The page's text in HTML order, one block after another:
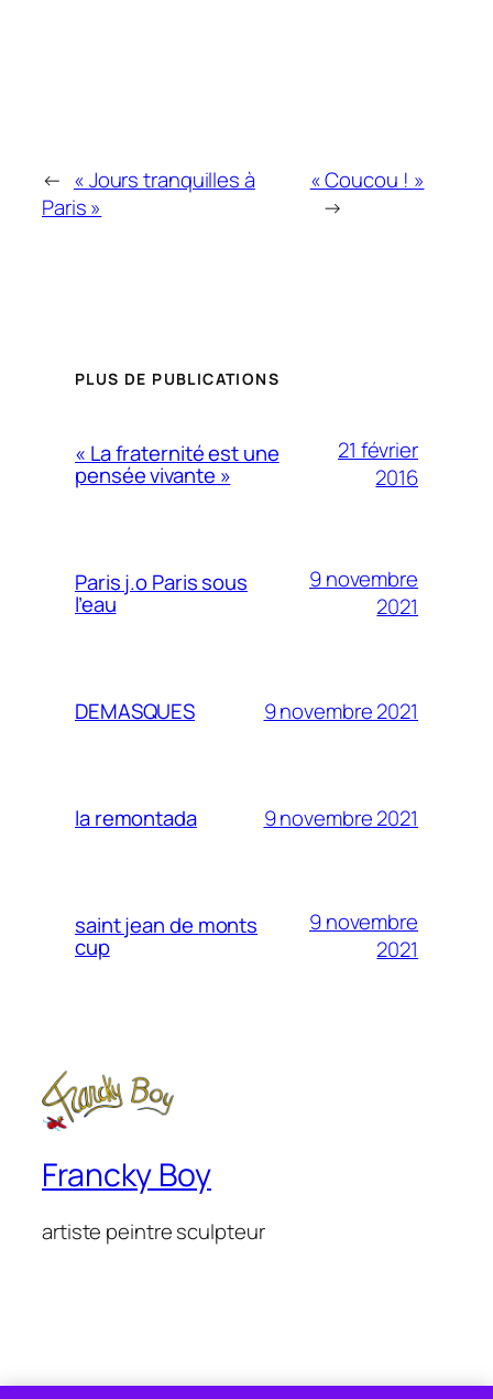
← « Jours tranquilles à
Paris »
« Coucou ! »
→
PLUS DE PUBLICATIONS
« La fraternité est une
pensée vivante »
21 février
2016
Paris j.o Paris sous
l’eau
9 novembre
2021
DEMASQUES 9 novembre 2021
la remontada 9 novembre 2021
saint jean de monts
cup
9 novembre
2021
Francky Boy
artiste peintre sculpteur